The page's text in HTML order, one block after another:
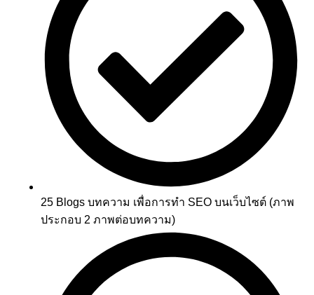
25 Blogs บทความ เพื่อการทำ SEO บนเว็บไซต์ (ภาพ
ประกอบ 2 ภาพต่อบทความ)